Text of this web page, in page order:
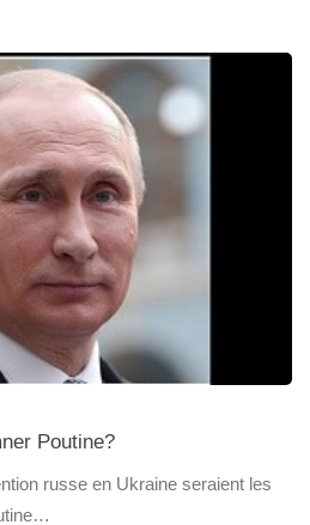
Poutine?
russe en Ukraine seraient les